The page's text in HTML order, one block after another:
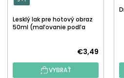
Lesklý lak pre hotový obraz
50ml (maľovanie podľa
€3,49
VYBRAŤ